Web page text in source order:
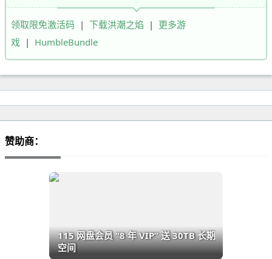
领取限免激活码 | 下载洪潮之焰 | 更多游
戏 | HumbleBundle
赞助商：
115 网盘会员 “8 年 VIP” 送 30TB 长期
空间